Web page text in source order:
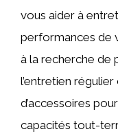
vous aider à
performances de
à la recherche de
l’entretien
d’accessoires
capacités tout-